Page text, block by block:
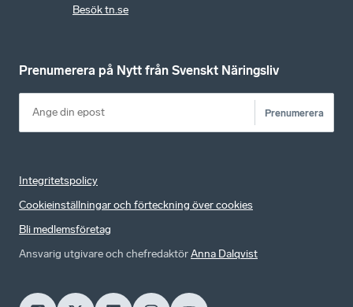
Besök tn.se
Prenumerera på Nytt från Svenskt Näringsliv
Prenumerera
Integritetspolicy
Cookieinställningar och förteckning över cookies
Bli medlemsföretag
Ansvarig utgivare och chefredaktörAnna Dalqvist